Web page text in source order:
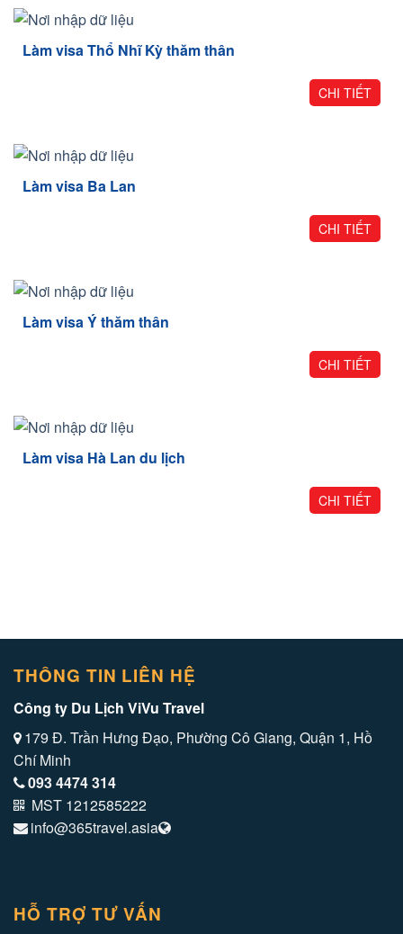
Làm visa Thổ Nhĩ Kỳ thăm thân
CHI TIẾT
Làm visa Ba Lan
CHI TIẾT
Làm visa Ý thăm thân
CHI TIẾT
Làm visa Hà Lan du lịch
CHI TIẾT
THÔNG TIN LIÊN HỆ
Công ty Du Lịch ViVu Travel
179 Đ. Trần Hưng Đạo, Phường Cô Giang, Quận 1, Hồ
Chí Minh
093 4474 314
MST 1212585222
info@365travel.asia
HỖ TRỢ TƯ VẤN